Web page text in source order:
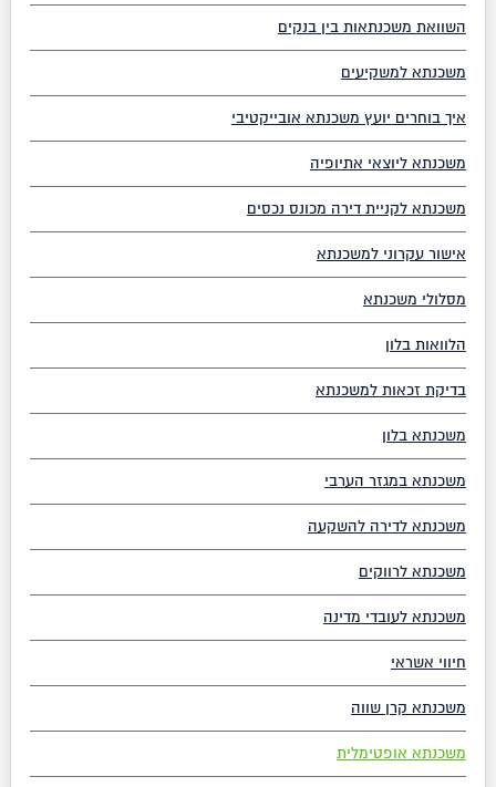
השוואת משכנתאות בין בנקים
משכנתא למשקיעים
איך בוחרים יועץ משכנתא אובייקטיבי
משכנתא ליוצאי אתיופיה
משכנתא לקניית דירה מכונס נכסים
אישור עקרוני למשכנתא
מסלולי משכנתא
הלוואות בלון
בדיקת זכאות למשכנתא
משכנתא בלון
משכנתא במגזר הערבי
משכנתא לדירה להשקעה
משכנתא לרווקים
משכנתא לעובדי מדינה
חיווי אשראי
משכנתא קרן שווה
משכנתא אופטימלית